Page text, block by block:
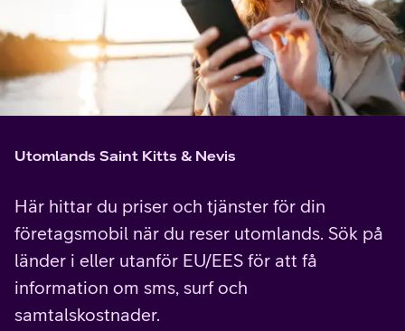
Utomlands Saint Kitts & Nevis
Här hittar du priser och tjänster för din
företagsmobil när du reser utomlands. Sök på
länder i eller utanför EU/EES för att få
information om sms, surf och
samtalskostnader.